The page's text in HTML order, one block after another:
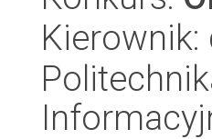
Kierownik: